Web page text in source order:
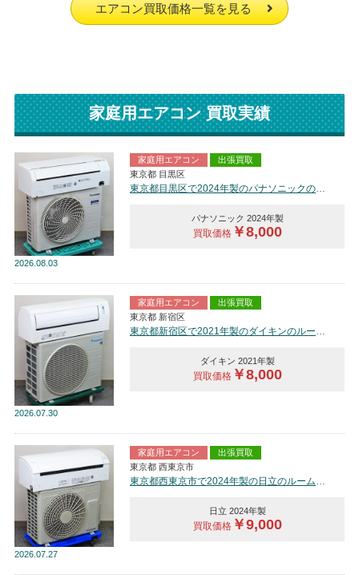
エアコン買取価格一覧を見る
家庭用エアコン 買取実績
2026 08.03
家庭用エアコン
出張買取
東京都 目黒区
パナソニック 2024年製
買取価格￥8,000
2026 07.30
家庭用エアコン
出張買取
東京都 新宿区
東京都新宿区で2021年製のダイキンのルームエアコン【中古品】を買取しました。
ダイキン 2021年製
買取価格￥8,000
2026 07.27
家庭用エアコン
出張買取
東京都 西東京市
東京都西東京市で2024年製の日立のルームエアコン【中古品】を買取しました。
日立 2024年製
買取価格￥9,000